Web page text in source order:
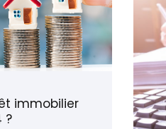
immobilier
?